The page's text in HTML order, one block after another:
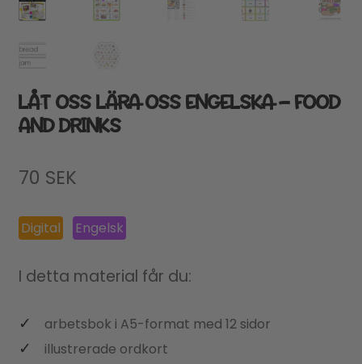
LÅT OSS LÄRA OSS ENGELSKA – FOOD
AND DRINKS
70 SEK
Digital Engelsk
I detta material får du:
arbetsbok i A5-format med 12 sidor
illustrerade ordkort